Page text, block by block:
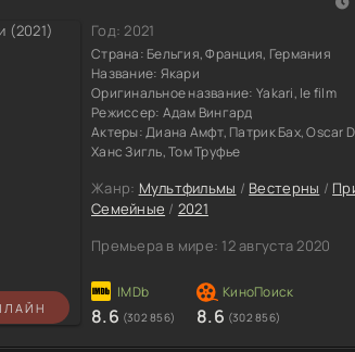
Год:2021
Страна: Бельгия, Франция, Германия
Название: Якари
Оригинальное название: Yakari, le film
Режиссер: Адам Вингард
Актеры:Диана Амфт, Патрик Бах, Oscar
Ханс Зигль, Том Труфье
Жанр: Мультфильмы / Вестерны /
Семейные / 2021
Премьера в мире: 12 августа 2020
8.6 (302 856) 8.6 (302 856)